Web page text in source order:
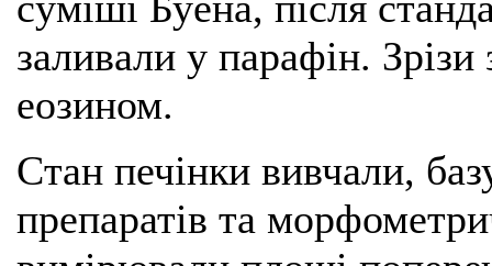
заливали у парафін.
еозином.
Стан печінки вивчали,
препаратів та